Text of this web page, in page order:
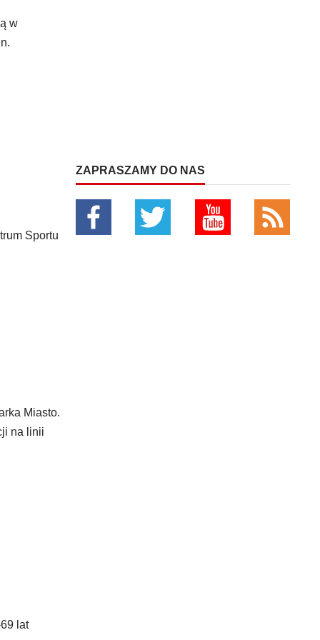
w
Sportu
Miasto.
na linii
lat
ZAPRASZAMY DO NAS